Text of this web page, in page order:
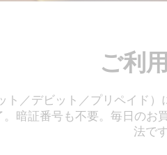
ご利
ト／デビット／プリペイド）
暗証番号も不要。毎日の
法です